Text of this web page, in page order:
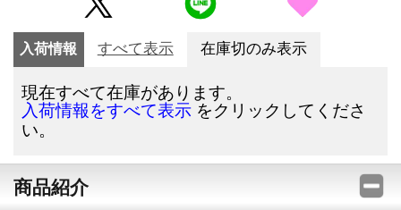
入荷情報 すべて表示 在庫切のみ表示
現在すべて在庫があります。
入荷情報をすべて表示 をクリックしてくださ
い。
商品紹介